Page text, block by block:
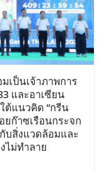
เป็นเจ้าภาพการ
และอาเซียน
ต้แนวคิด “กรีน
ยก๊าซเรือนกระจก
บสิ่งแวดล้อมและ
ไม่ทำลาย